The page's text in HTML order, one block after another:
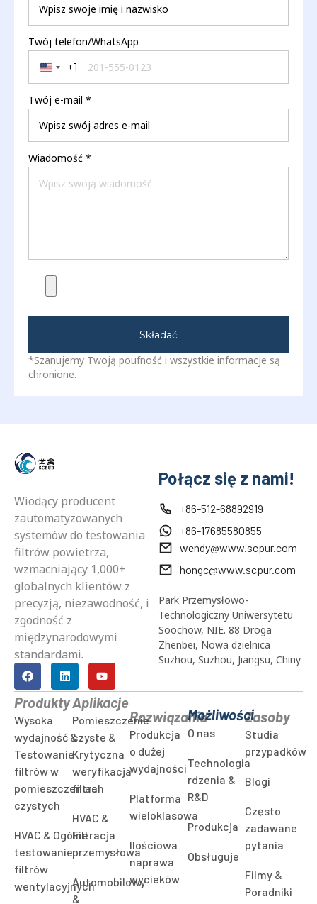
Twój telefon/WhatsApp
United States +1
+1
Twój e-mail *
Wiadomość *
Składać
*Szanujemy Twoją poufność i wszystkie informacje są
chronione.
Wiodący producent
zautomatyzowanych
systemów do testowania
filtrów powietrza,
wzmacniający 1,000+
globalnych klientów z
precyzją, niezawodność, i
zgodność z
międzynarodowymi
standardami.
Połącz się z nami!
+86-512-68892919
+86-17685580855
wendy@www.scpur.com
hongc@www.scpur.com
Park Przemysłowo-
Technologiczny Uniwersytetu
Soochow, NIE. 88 Droga
Zhenbei, Nowa dzielnica
Suzhou, Suzhou, Jiangsu, Chiny
Produkty
Wysoka
wydajność &
Testowanie
filtrów w
pomieszczeniach
czystych
HVAC & Ogólne
testowanie
filtrów
wentylacyjnych
Aplikacje
Pomieszczenie
czyste &
Krytyczna
weryfikacja
filtra
HVAC &
Filtracja
przemysłowa
Automobilowy
&
Rozwiązania
Produkcja
o dużej
wydajności
Platforma
wieloklasowa
Ilościowa
naprawa
wycieków
Możliwości
O nas
Technologia
rdzenia &
R&D
Produkcja
Obsługuje
Zasoby
Studia
przypadków
Blogi
Często
zadawane
pytania
Filmy &
Poradniki